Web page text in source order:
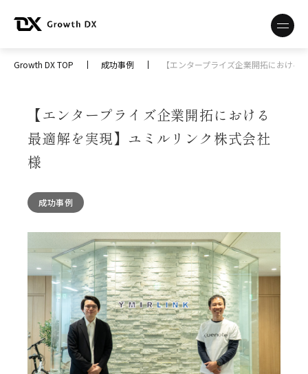
Growth DX TOP 成功事例 【エンタープライズ企業開拓におけ
【エンタープライズ企業開拓における
最適解を実現】ユミルリンク株式会社
様
成功事例